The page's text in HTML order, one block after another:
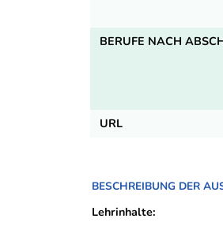
BERUFE NACH
URL
BESCHREIBUNG DER
Lehrinhalte: